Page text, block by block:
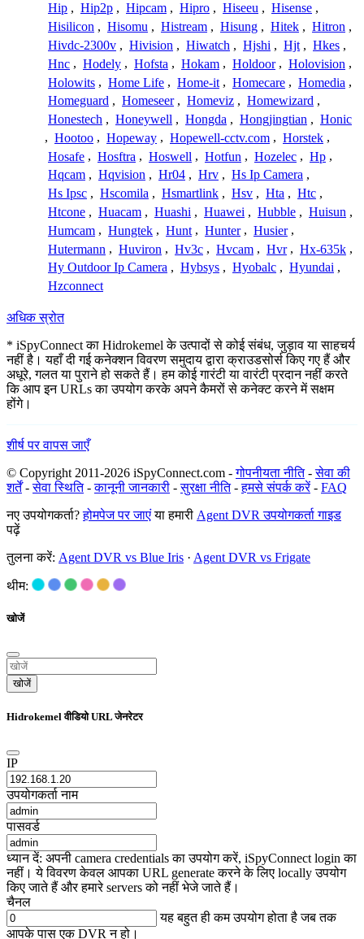
Hip , Hip2p , Hipcam , Hipro , Hiseeu , Hisense ,
Hisilicon , Hisomu , Histream , Hisung , Hitek , Hitron ,
Hivdc-2300v , Hivision , Hiwatch , Hjshi , Hjt , Hkes ,
Hnc , Hodely , Hofsta , Hokam , Holdoor , Holovision ,
Holowits , Home Life , Home-it , Homecare , Homedia ,
Homeguard , Homeseer , Homeviz , Homewizard ,
Honestech , Honeywell , Hongda , Hongjingtian , Honic
, Hootoo , Hopeway , Hopewell-cctv.com , Horstek ,
Hosafe , Hosftra , Hoswell , Hotfun , Hozelec , Hp ,
Hqcam , Hqvision , Hr04 , Hrv , Hs Ip Camera ,
Hs Ipsc , Hscomila , Hsmartlink , Hsv , Hta , Htc ,
Htcone , Huacam , Huashi , Huawei , Hubble , Huisun ,
Humcam , Hungtek , Hunt , Hunter , Husier ,
Hutermann , Huviron , Hv3c , Hvcam , Hvr , Hx-635k ,
Hy Outdoor Ip Camera , Hybsys , Hyobalc , Hyundai ,
Hzconnect
अधिक स्रोत
* iSpyConnect का Hidrokemel के उत्पादों से कोई संबंध, जुड़ाव या साहचर्य
नहीं है। यहाँ दी गई कनेक्शन विवरण समुदाय द्वारा क्राउडसोर्स किए गए हैं और
अधूरे, गलत या पुराने हो सकते हैं। हम कोई गारंटी या वारंटी प्रदान नहीं करते
कि आप इन URLs का उपयोग करके अपने कैमरों से कनेक्ट करने में सक्षम
होंगे।
शीर्ष पर वापस जाएँ
© Copyright 2011-2026 iSpyConnect.com -गोपनीयता नीति-सेवा की
शर्तें-सेवा स्थिति-कानूनी जानकारी -सुरक्षा नीति-हमसे संपर्क करें- FAQ
नए उपयोगकर्ता?होमपेज पर जाएंया हमारी Agent DVR उपयोगकर्ता गाइड
पढ़ें
तुलना करें: Agent DVR vs Blue Iris · Agent DVR vs Frigate
थीम:
खोजें
खोजें
Hidrokemel वीडियो URL जेनरेटर
IP
उपयोगकर्ता नाम
पासवर्ड
ध्यान दें: अपनी camera credentials का उपयोग करें, iSpyConnect login का
नहीं। ये विवरण केवल आपका URL generate करने के लिए locally उपयोग
किए जाते हैं और हमारे servers को नहीं भेजे जाते हैं।
चैनल
यह बहुत ही कम उपयोग होता है जब तक
आपके पास एक DVR न हो।